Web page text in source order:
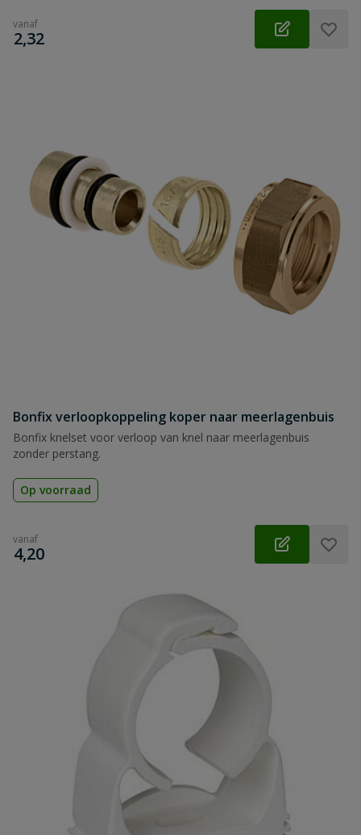
vanaf
€
2,32
Bonfix verloopkoppeling koper naar meerlagenbuis
Bonfix knelset voor verloop van knel naar meerlagenbuis
zonder perstang.
Op voorraad
vanaf
€
4,20